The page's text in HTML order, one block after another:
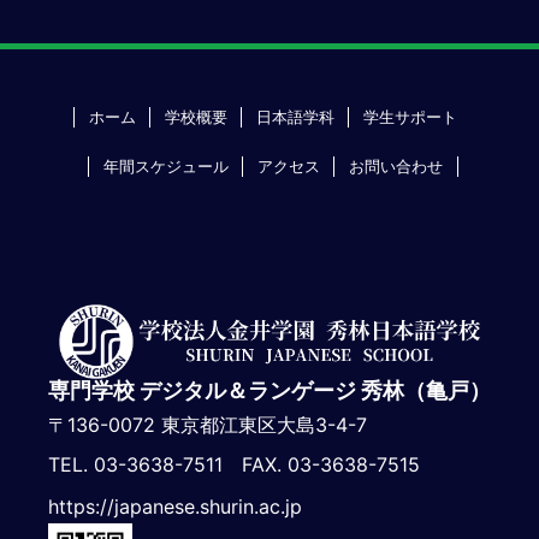
ホーム 学校概要 日本語学科 学生サポート
年間スケジュール アクセス お問い合わせ
専門学校 デジタル＆ランゲージ 秀林（亀戸）
〒136-0072 東京都江東区大島3-4-7
TEL. 03-3638-7511 FAX. 03-3638-7515
https://japanese.shurin.ac.jp